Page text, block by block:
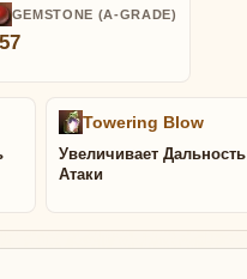
GEMSTONE (A-GRADE)
Towering Blow
Увеличивает Дальность
Атаки